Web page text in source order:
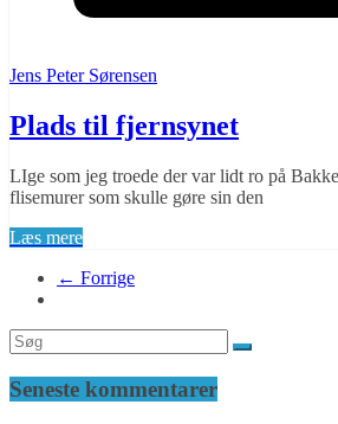
Jens Peter Sørensen
Plads til fjernsynet
LIge som jeg troede der var lidt ro på
flisemurer som skulle gøre sin den
Læs mere
← Forrige
Seneste kommentarer